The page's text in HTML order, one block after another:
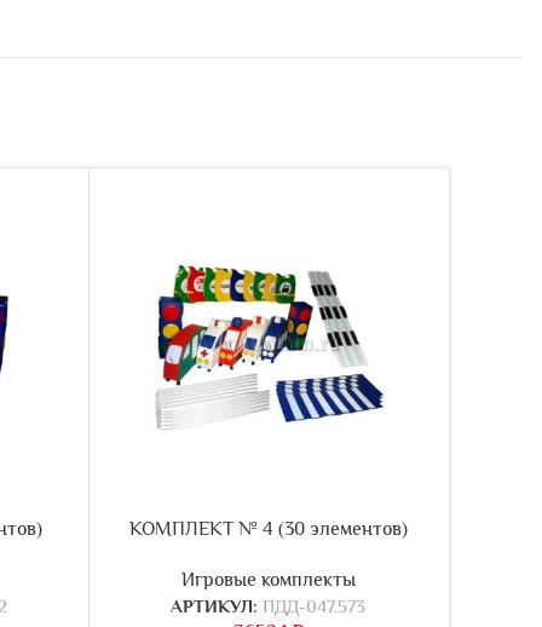
КОМПЛЕКТ № 4 (30 элементов)
Игровые комплекты
АРТИКУЛ: ПДД-047.573